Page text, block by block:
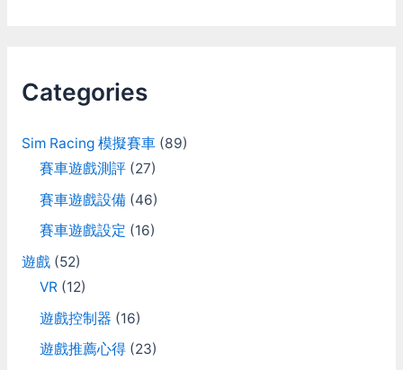
h
Categories
Sim Racing 模擬賽車(89)
賽車遊戲測評(27)
賽車遊戲設備(46)
賽車遊戲設定 (16)
遊戲(52)
VR(12)
遊戲控制器 (16)
遊戲推薦心得(23)